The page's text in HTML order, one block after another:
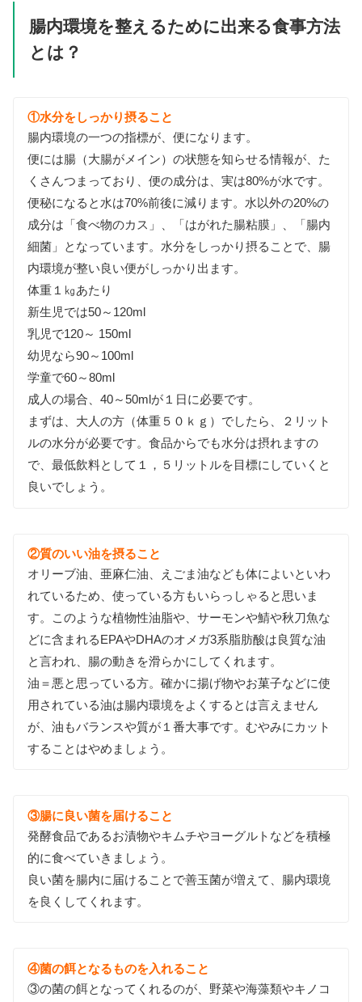
腸内環境を整えるために出来る食事方法
とは？
①水分をしっかり摂ること
腸内環境の一つの指標が、便になります。
便には腸（大腸がメイン）の状態を知らせる情報が、た
くさんつまっており、便の成分は、実は80%が水です。
便秘になると水は70%前後に減ります。水以外の20%の
成分は「食べ物のカス」、「はがれた腸粘膜」、「腸内
細菌」となっています。水分をしっかり摂ることで、腸
内環境が整い良い便がしっかり出ます。
体重１㎏あたり
新生児では50～120ml
乳児で120～ 150ml
幼児なら90～100ml
学童で60～80ml
成人の場合、40～50mlが１日に必要です。
まずは、大人の方（体重５０ｋｇ）でしたら、２リット
ルの水分が必要です。食品からでも水分は摂れますの
で、最低飲料として１，５リットルを目標にしていくと
良いでしょう。
②質のいい油を摂ること
オリーブ油、亜麻仁油、えごま油なども体によいといわ
れているため、使っている方もいらっしゃると思いま
す。このような植物性油脂や、サーモンや鯖や秋刀魚な
どに含まれるEPAやDHAのオメガ3系脂肪酸は良質な油
と言われ、腸の動きを滑らかにしてくれます。
油＝悪と思っている方。確かに揚げ物やお菓子などに使
用されている油は腸内環境をよくするとは言えません
が、油もバランスや質が１番大事です。むやみにカット
することはやめましょう。
③腸に良い菌を届けること
発酵食品であるお漬物やキムチやヨーグルトなどを積極
的に食べていきましょう。
良い菌を腸内に届けることで善玉菌が増えて、腸内環境
を良くしてくれます。
④菌の餌となるものを入れること
③の菌の餌となってくれるのが、野菜や海藻類やキノコ